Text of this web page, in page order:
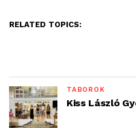
RELATED TOPICS:
TÁBOROK
Kiss László